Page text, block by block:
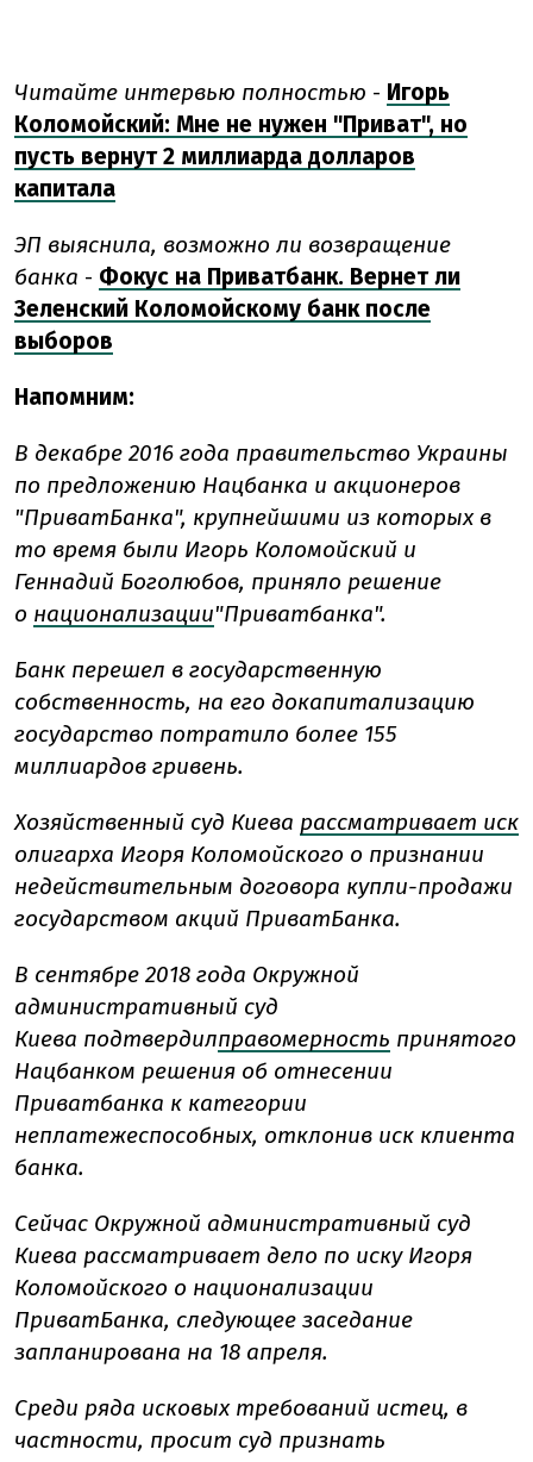
Читайте интервью полностью - Игорь
Коломойский: Мне не нужен "Приват", но
пусть вернут 2 миллиарда долларов
капитала
ЭП выяснила, возможно ли возвращение
банка - Фокус на Приватбанк. Вернет ли
Зеленский Коломойскому банк после
выборов
Напомним:
В декабре 2016 года правительство Украины
по предложению Нацбанка и акционеров
"ПриватБанка", крупнейшими из которых в
то время были Игорь Коломойский и
Геннадий Боголюбов, приняло решение
о национализации"Приватбанка".
Банк перешел в государственную
собственность, на его докапитализацию
государство потратило более 155
миллиардов гривень.
Хозяйственный суд Киева рассматривает иск
олигарха Игоря Коломойского о признании
недействительным договора купли-продажи
государством акций ПриватБанка.
В сентябре 2018 года Окружной
административный суд
Киева подтвердилправомерность принятого
Нацбанком решения об отнесении
Приватбанка к категории
неплатежеспособных, отклонив иск клиента
банка.
Сейчас Окружной административный суд
Киева рассматривает дело по иску Игоря
Коломойского о национализации
ПриватБанка, следующее заседание
запланирована на 18 апреля.
Среди ряда исковых требований истец, в
частности, просит суд признать